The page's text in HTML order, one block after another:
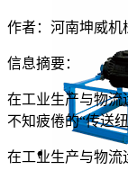
作者：河南坤威机
信息摘要：
在工业生产与物流
不知疲倦的“传送
在工业生产与物流